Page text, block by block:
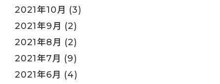
2021年10月 (3)
2021年9月 (2)
2021年8月 (2)
2021年7月 (9)
2021年6月 (4)